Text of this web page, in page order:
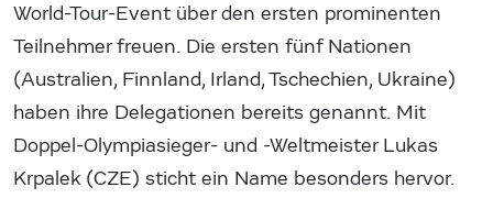
World-Tour-Event über den ersten prominenten
Teilnehmer freuen. Die ersten fünf Nationen
(Australien, Finnland, Irland, Tschechien, Ukraine)
haben ihre Delegationen bereits genannt. Mit
Doppel-Olympiasieger- und -Weltmeister Lukas
Krpalek (CZE) sticht ein Name besonders hervor.